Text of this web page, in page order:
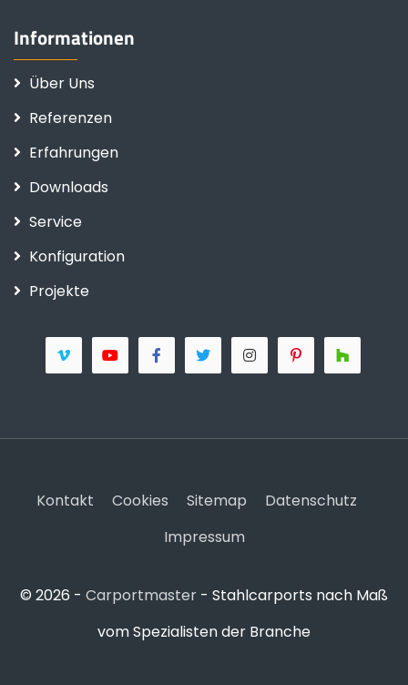
Informationen
Über Uns
Referenzen
Erfahrungen
Downloads
Service
Konfiguration
Projekte
© 2026 - Carportmaster - Stahlcarports nach Maß
vom Spezialisten der Branche
Kontakt Cookies Sitemap
Datenschutz
Impressum